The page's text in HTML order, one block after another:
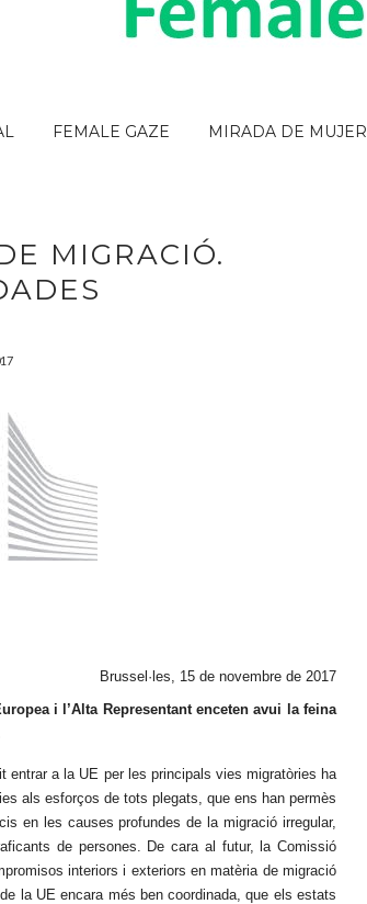
FEMALE GAZE MIRADA DE MUJER
MIGRACIÓ.
Brussel·les, 15 de novembre de 2017
i l’Alta Representant enceten avui la feina
entrar a la UE per les principals vies migratòries ha
als esforços de tots plegats, que ens han permès
en les causes profundes de la migració irregular,
de persones. De cara al futur, la Comissió
interiors i exteriors en matèria de migració
la UE encara més ben coordinada, que els estats